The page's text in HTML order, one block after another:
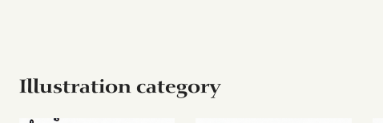
Illustration category